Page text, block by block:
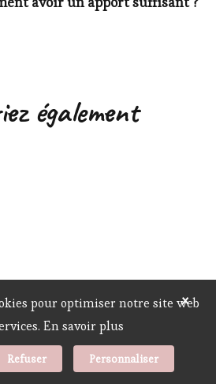
également
aliments qui augmentent
cholestérol
×
pour optimiser notre site web
En savoir plus
Refuser Personnaliser